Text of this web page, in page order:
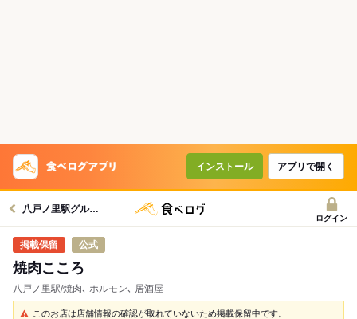
インストール アプリで開く
八戸ノ里駅グルメへ
ログイン
公式
焼肉こころ
八戸ノ里駅/焼肉､ ホルモン､ 居酒屋
このお店は店舗情報の確認が取れていないため掲載保留中です。